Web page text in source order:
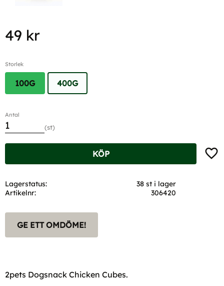
49 kr
Storlek
100G 400G
Antal
st
KÖP
Lagerstatus
38 st i lager
Artikelnr
306420
GE ETT OMDÖME!
2pets Dogsnack Chicken Cubes.